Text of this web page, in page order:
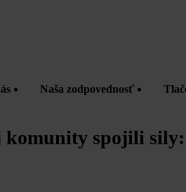
Naša zodpovednosť
komunity spojili